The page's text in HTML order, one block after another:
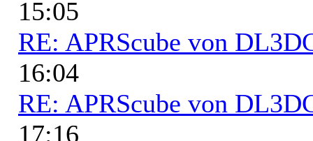
15:05
RE: APRScube von
16:04
RE: APRScube von
17:16